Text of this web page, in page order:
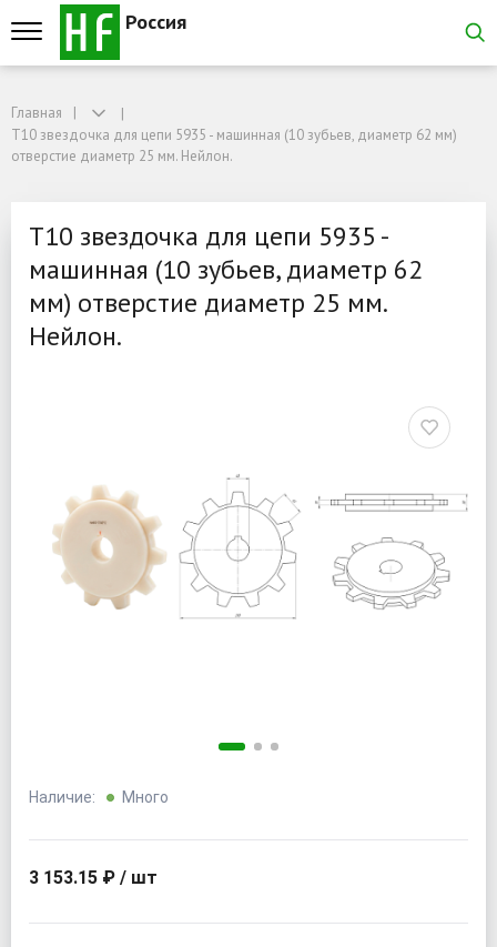
Россия
Т10 звездочка для цепи 5935 - машинная (10 зубьев, диаметр 62 мм)
Т10 звездочка для
Главная
Т10 звездочка для цепи 5935 - машинная (10 зубьев, диаметр 62 мм)
отверстие диаметр 25 мм. Нейлон.
Т10 звездочка для цепи 5935 -
машинная (10 зубьев, диаметр 62
мм) отверстие диаметр 25 мм.
Нейлон.
Наличие: Много
3 153.15 ₽ / шт